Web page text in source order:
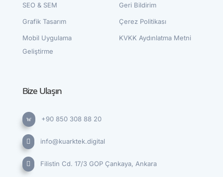
SEO & SEM
Grafik Tasarım
Mobil Uygulama
Geliştirme
Geri Bildirim
Çerez Politikası
KVKK Aydınlatma Metni
Bize Ulaşın
w +90 850 308 88 20
 info@kuarktek.digital
 Filistin Cd. 17/3 GOP Çankaya, Ankara